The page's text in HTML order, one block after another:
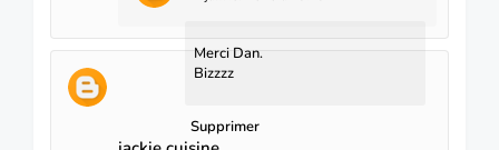
Merci Dan.
Bizzzz
Supprimer